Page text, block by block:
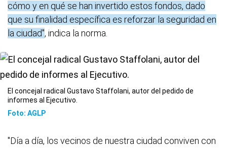
cómo y en qué se han invertido estos fondos, dado
que su finalidad específica es reforzar la seguridad en
la ciudad", indica la norma.
El concejal radical Gustavo Staffolani, autor del pedido de
informes al Ejecutivo.
Foto: AGLP
"Día a día, los vecinos de nuestra ciudad conviven con